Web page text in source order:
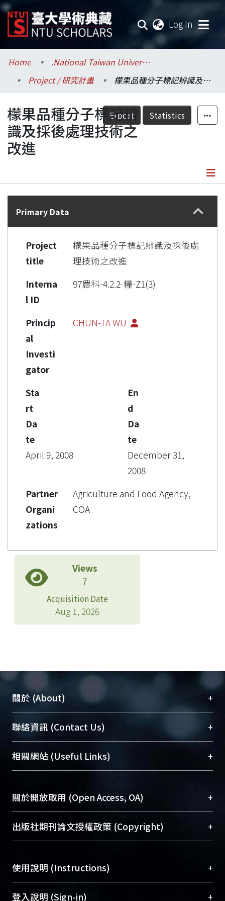
Log In
Communities & Collections
Research Outputs
Fundings & Projects
Researchers
Statistics
Home
.National Taiwan University / 國立臺灣大學
Project / 研究計畫
檬果品種分子標記辨識及採後處理技術之改進
Export Statistics
檬果品種分子標記辨
識及採後處理技術之
改進
Details
Primary Data
Project
title
檬果品種分子標記辨識及採後處
理技術之改進
Interna
l ID
97農科-4.2.2-糧-Z1(3)
Princip
al
Investi
gator
CHUN-TA WU
Sta
rt
Da
te
April 9, 2008
En
d
Da
te
December 31,
2008
Partner
Organi
zations
Agriculture and Food Agency,
COA
Views
7
Acquisition Date
Aug 1, 2026
關於 (About) +
臺大位居世界頂尖大學之列，為永久珍藏及向國際
展現本校豐碩的研究成果及學術能量，圖書館整合
機構典藏（NTUR）與學術庫（AH）不同功能平
台，成為臺大學術典藏NTU scholars。期能整合研
成果。
To permanently archive and promote researcher
profiles and scholarly works, Library integrates the
services of “NTU Repository” with “Academic
聯絡資訊 (Contact Us) +
總館學科館員(Main Library)
醫學圖書館學科館員(Medical Library)
Sciences Library)
相關網站 (Useful Links) +
關於開放取用 (Open Access, OA) +
開放取用是從使用者角度提升資訊取用性的社會運
動，應用在學術研究上是透過將研究著作公開供使
用逐年攀升。同時可加速研究發展、提升研究影響
Archive）平台。 （點選深入了解OA）
出版社期刊論文授權政策 (Copyright) +
含部分內容的版權非匯入者所有，或由第三方贊
助與合作完成，請確認該版權所有者及第三方同
意提供此授權。
使用說明 (Instructions) +
網站簡介(Quickstart Guide)
登入說明 (Sign-in) +